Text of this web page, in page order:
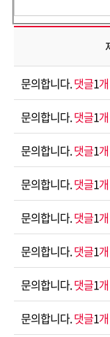
문의합니다.댓글1개
문의합니다.댓글1개
문의합니다.댓글1개
문의합니다.댓글1개
문의합니다.댓글1개
문의합니다.댓글1개
문의합니다.댓글1개
문의합니다.댓글1개